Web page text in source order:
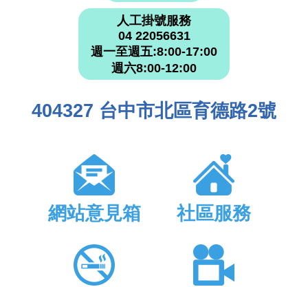
人工掛號服務
04 22056631
週一至週五:8:00-17:00
週六8:00-12:00
404327 台中市北區育德路2號
網站意見箱 社區服務